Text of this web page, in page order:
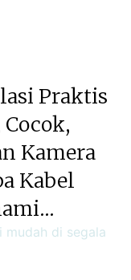
Praktis
Kamera
Kabel